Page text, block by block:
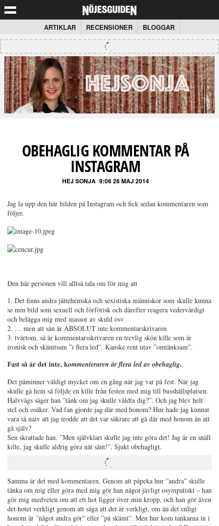
ARTIKLAR RECENSIONER BLOGGAR
OBEHAGLIG KOMMENTAR PÅ
INSTAGRAM
HEJ SONJA 9:06 26 MAJ 2014
Jag la upp den här bilden på Instagram och fick sedan kommentaren som
följer.
Den här personen vill alltså tala om för mig att
1. Det finns andra jättehemska och sexistiska människor som skulle kunna
se min bild som sexuell och förförisk och därefter reagera vedervärdigt
och belägga mig med massor av skuld osv
2. … men att sån är ABSOLUT inte kommentarskrivaren
3. tvärtom, så är kommentarsskrivaren en trevlig skön kille som är
ironisk och skämtsam ”i flera led”. Kanske rent utav ”omtänksam”.
Fast så är det inte, kommenteraren är flera led av obehaglig.
Det påminner väldigt mycket om en gång när jag var på fest. När jag
skulle gå hem så följde en kille från festen med mig till busshållsplatsen.
Halvvägs säger han ”tänk om jag skulle våldta dig?”. Och jag blev helt
stel och osäker. Vad fan gjorde jag där med honom? Hur hade jag kunnat
vara så naiv att jag trodde att det var säkrare att gå där med honom än att
gå själv?
Sen skrattade han. ”Men självklart skulle jag inte göra det! Jag är en snäll
kille, jag skulle aldrig göra nåt sånt!”. Sjukt obehagligt.
Samma är det med kommentaren. Genom att påpeka hur ”andra” skulle
tänka om mig eller göra med mig gör han något jävligt osympatiskt – han
gör mig medveten om att ett hot ligger över min kropp, och han gör även
det hotet verkligt genom att säga att det är verkligt, om än det enligt
honom är ”något andra gör” eller ”på skämt”. Men hur kom tankarna in i